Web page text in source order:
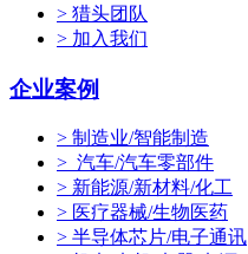
> 猎头团队
> 加入我们
企业案例
> 制造业/智能制造
> 汽车/汽车零部件
> 新能源/新材料/化工
> 医疗器械/生物医药
> 半导体芯片/电子通讯